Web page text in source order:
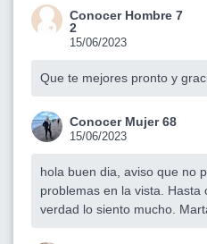
Conocer Hombre 7
2
15/06/2023
Que te mejores pronto y
Conocer Mujer 68
15/06/2023
hola buen dia, aviso que no
problemas en la vista. Hasta
verdad lo siento mucho.